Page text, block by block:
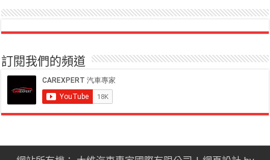
訂閱我們的頻道